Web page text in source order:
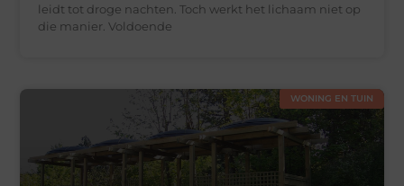
leidt tot droge nachten. Toch werkt het lichaam niet op
die manier. Voldoende
WONING EN TUIN